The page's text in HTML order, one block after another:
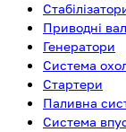
Приводні
Генератори
Система
Стартери
Паливна
Система